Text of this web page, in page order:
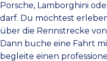
Porsche, Lamborghini
darf. Du möchtest
über die Rennstrecke
Dann buche eine Fahrt
begleite einen